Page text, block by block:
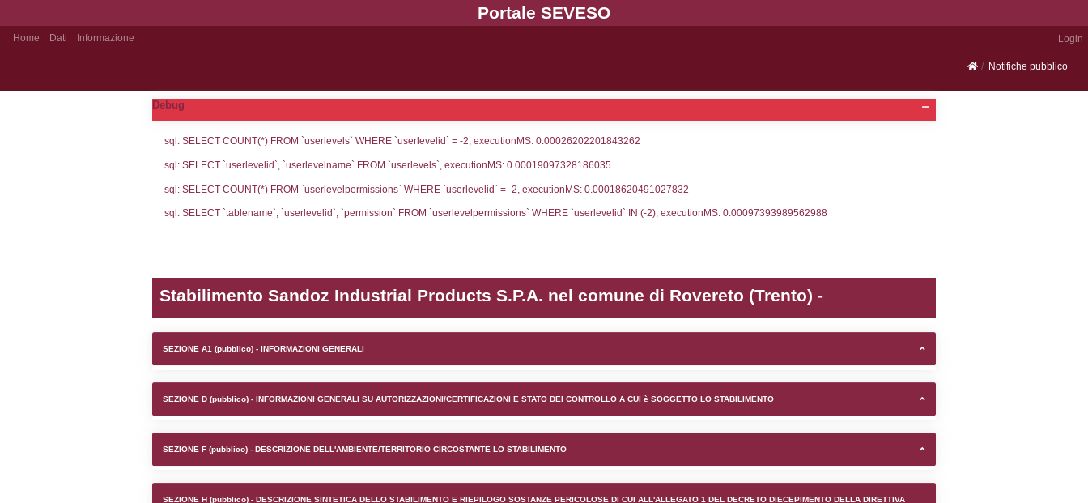
Portale SEVESO
Notifiche pubblico
Debug
sql: SELECT COUNT(*) FROM `userlevels` WHERE `userlevelid` = -2, executionMS: 0.00026202201843262
sql: SELECT COUNT(*) FROM `userlevelpermissions` WHERE `userlevelid` = -2, executionMS: 0.00018620491027832
Stabilimento Sandoz Industrial Products S.P.A. nel comune di